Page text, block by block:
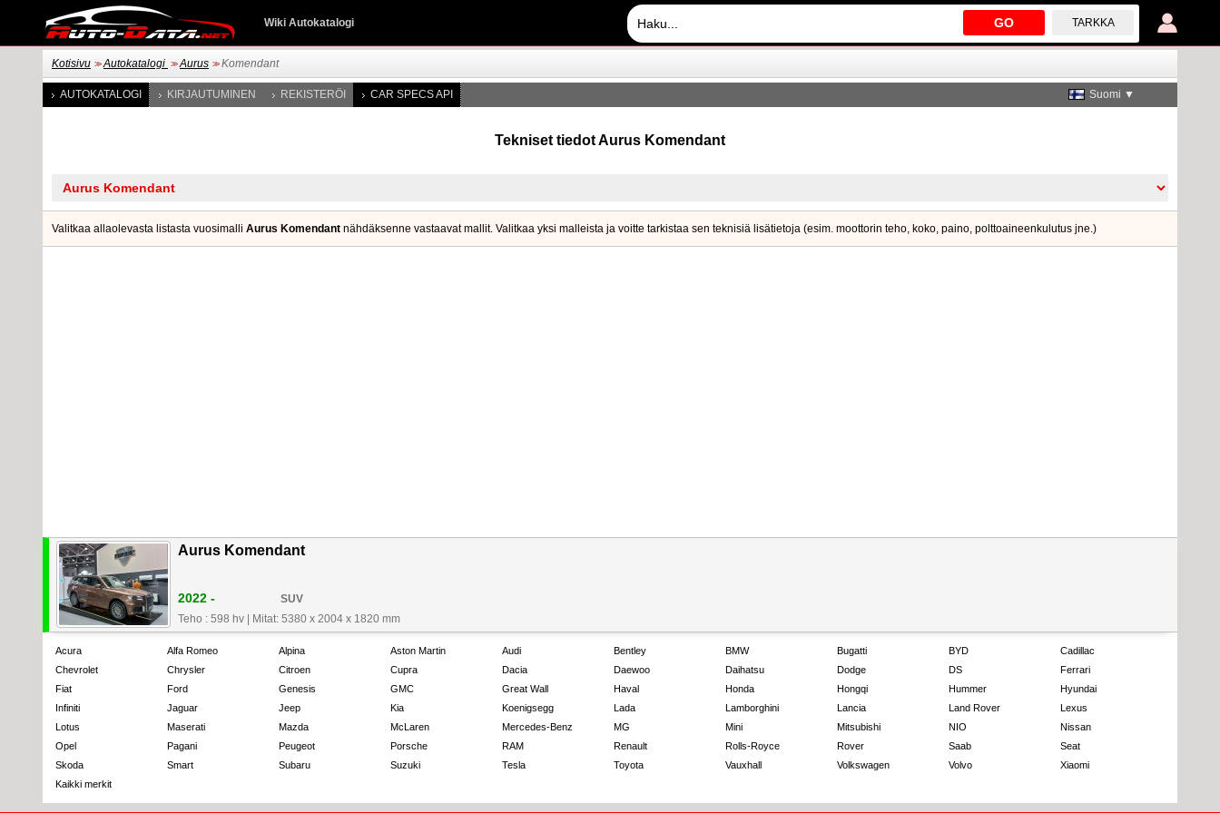
GO TARKKA
Wiki Autokatalogi
Kotisivu >> Autokatalogi >> Aurus >> Komendant
AUTOKATALOGI KIRJAUTUMINEN REKISTERÖI CAR SPECS API Suomi ▼
Tekniset tiedot Aurus Komendant
Valitkaa allaolevasta listasta vuosimalli Aurus Komendant nähdäksenne vastaavat mallit. Valitkaa yksi malleista ja voitte tarkistaa sen teknisiä lisätietoja (esim. moottorin teho, koko, paino, polttoaineenkulutus jne.)
Aurus Komendant
2022 -
SUV
Teho : 598 hv
Mitat: 5380 x 2004 x 1820 mm
Acura Alfa Romeo Alpina Aston Martin Audi Bentley BMW Bugatti BYD
Cadillac
Chevrolet
Chrysler Citroen Cupra Dacia Daewoo Daihatsu Dodge DS
Ferrari
Fiat
Ford Genesis GMC Great Wall Haval Honda Hongqi Hummer
Hyundai
Infiniti
Jaguar Jeep Kia Koenigsegg Lada Lamborghini Lancia Land Rover
Lexus
Lotus
Maserati Mazda McLaren Mercedes-Benz MG Mini Mitsubishi NIO
Nissan
Opel
Pagani Peugeot Porsche RAM Renault Rolls-Royce Rover Saab
Seat
Skoda
Smart Subaru Suzuki Tesla Toyota Vauxhall Volkswagen Volvo
Xiaomi
Kaikki merkit